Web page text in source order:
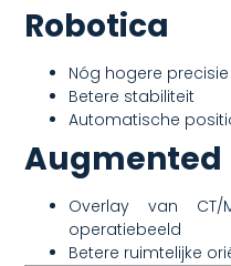
Robotica
Nóg hogere precisie
Betere stabiliteit
Automatische
Overlay van CT/
operatiebeeld
Betere ruimtelijke